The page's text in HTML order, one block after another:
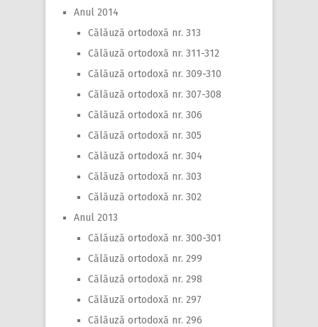
Anul 2014
Călăuză ortodoxă nr. 313
Călăuză ortodoxă nr. 311-312
Călăuză ortodoxă nr. 309-310
Călăuză ortodoxă nr. 307-308
Călăuză ortodoxă nr. 306
Călăuză ortodoxă nr. 305
Călăuză ortodoxă nr. 304
Călăuză ortodoxă nr. 303
Călăuză ortodoxă nr. 302
Anul 2013
Călăuză ortodoxă nr. 300-301
Călăuză ortodoxă nr. 299
Călăuză ortodoxă nr. 298
Călăuză ortodoxă nr. 297
Călăuză ortodoxă nr. 296